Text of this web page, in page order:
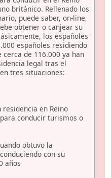
británico. Rellenado los
puede saber, on-line,
obtener o canjear su
los españoles
españoles residiendo
cerca de 116.000 ya han
legal tras el
tres situaciones:
en Reino
conducir turismos o
obtuvo la
con su
años